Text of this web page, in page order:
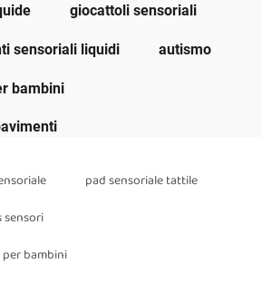
giocattoli sensoriali
sensoriali liquidi autismo
bambini
pad sensoriale tattile
bambini